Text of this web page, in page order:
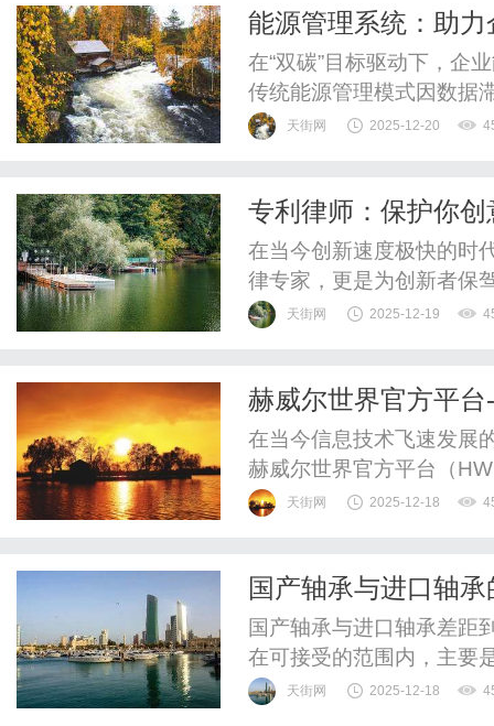
MBTI全称为迈尔斯-布里
能源管理系统：助
在“双碳”目标驱动下，企
传统能源管理模式因数据
准定位能耗痛点，更无法
化转型不仅能帮助企业降
天街网 2025-12-20
专利律师：保护你
在当今创新速度极快的时
律专家，更是为创新者保
工作内容、必要性以及如
予发明人的一种专有权。
天街网 2025-12-19
赫威尔世界官方平
品牌宣传
在当今信息技术飞速发展
赫威尔世界官方平台（
技术支持，成为优质商家
境。无论是大型企业还是
天街网 2025-12-18
国产轴承与进口轴
国产轴承与进口轴承差距
在可接受的范围内，主要
展，在技术能力、品牌影
天街网 2025-12-18